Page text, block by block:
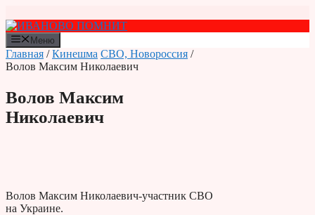
к
содержимому
Меню
Главная /Кинешма СВО, Новороссия /
Волов Максим Николаевич
Волов Максим
Николаевич
Волов Максим Николаевич-участник СВО
на Украине.